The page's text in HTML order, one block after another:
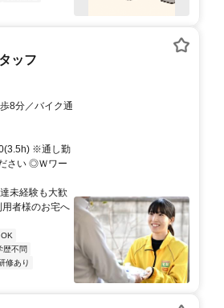
ッフ
8分／バイク通
※通し勤
さい ◎Ｗワー
未経験も大歓
者様のお宅へ
歴不問
修あり